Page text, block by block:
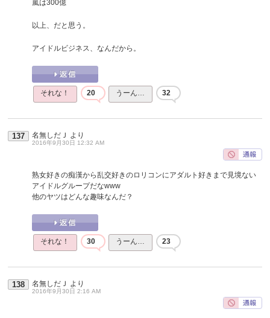
嵐は300億
以上、だと思う。
アイドルビジネス、なんだから。
それな！ 20 うーん… 32
137 名無しだＪ より
2016年9月30日 12:32 AM
熟女好きの痴漢から乱交好きのロリコンにアダルト好きまで見境ない
アイドルグループだなwww
他のヤツはどんな趣味なんだ？
それな！ 30 うーん… 23
138 名無しだＪ より
2016年9月30日 2:16 AM